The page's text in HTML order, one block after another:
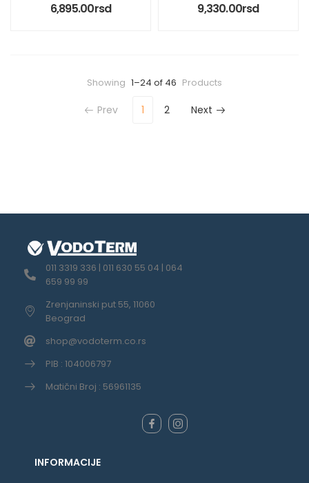
6,895.00rsd 9,330.00rsd
Showing 1–24 of 46 Products
Prev 1 2 Next
011 3319 336 | 011 630 55 04 | 064
659 99 99
Zrenjaninski put 55, 11060
Beograd
shop@vodoterm.co.rs
PIB : 104006797
Matični Broj : 56961135
INFORMACIJE